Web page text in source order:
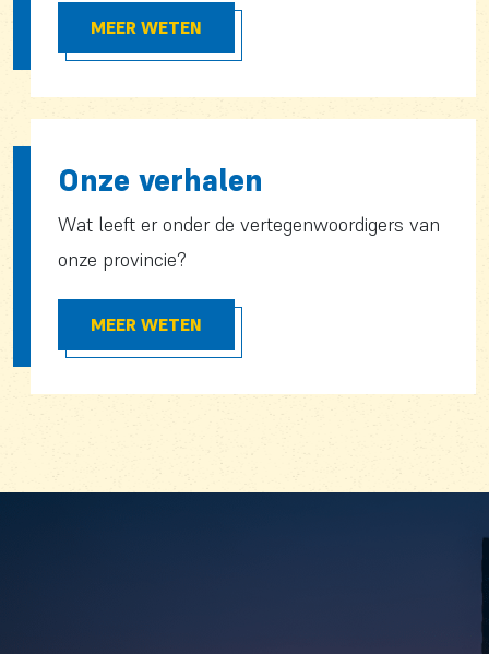
MEER WETEN
Onze verhalen
Wat leeft er onder de vertegenwoordigers van
onze provincie?
MEER WETEN